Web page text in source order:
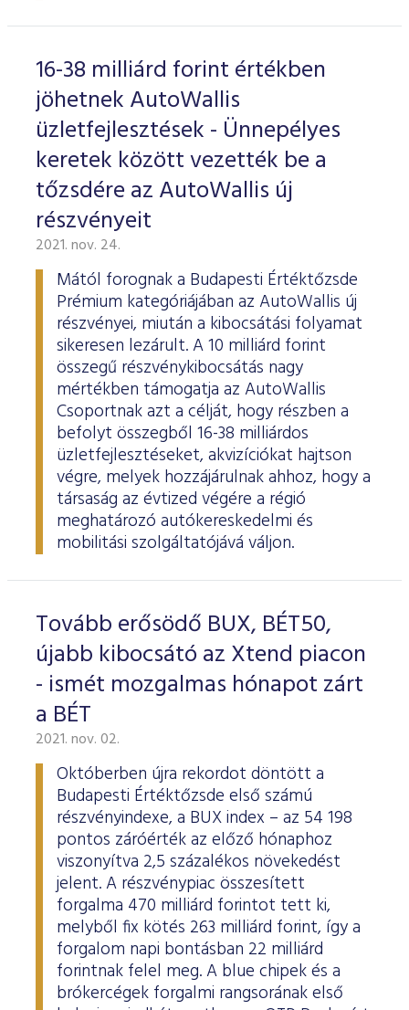
16-38 milliárd forint értékben
jöhetnek AutoWallis
üzletfejlesztések - Ünnepélyes
keretek között vezették be a
tőzsdére az AutoWallis új
részvényeit
2021. nov. 24.
Mától forognak a Budapesti Értéktőzsde
Prémium kategóriájában az AutoWallis új
részvényei, miután a kibocsátási folyamat
sikeresen lezárult. A 10 milliárd forint
összegű részvénykibocsátás nagy
mértékben támogatja az AutoWallis
Csoportnak azt a célját, hogy részben a
befolyt összegből 16-38 milliárdos
üzletfejlesztéseket, akvizíciókat hajtson
végre, melyek hozzájárulnak ahhoz, hogy a
társaság az évtized végére a régió
meghatározó autókereskedelmi és
mobilitási szolgáltatójává váljon.
Tovább erősödő BUX, BÉT50,
újabb kibocsátó az Xtend piacon
- ismét mozgalmas hónapot zárt
a BÉT
2021. nov. 02.
Októberben újra rekordot döntött a
Budapesti Értéktőzsde első számú
részvényindexe, a BUX index – az 54 198
pontos záróérték az előző hónaphoz
viszonyítva 2,5 százalékos növekedést
jelent. A részvénypiac összesített
forgalma 470 milliárd forintot tett ki,
melyből fix kötés 263 milliárd forint, így a
forgalom napi bontásban 22 milliárd
forintnak felel meg. A blue chipek és a
brókercégek forgalmi rangsorának első